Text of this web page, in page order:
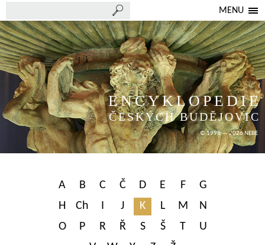
MENU
ENCYKLOPEDIE
ČESKÝCH BUDĚJOVIC
© 1998 — 2026 NEBE
A B C Č D E F
G
H
Ch I J K L M
N
O
P R Ř S Š T
U